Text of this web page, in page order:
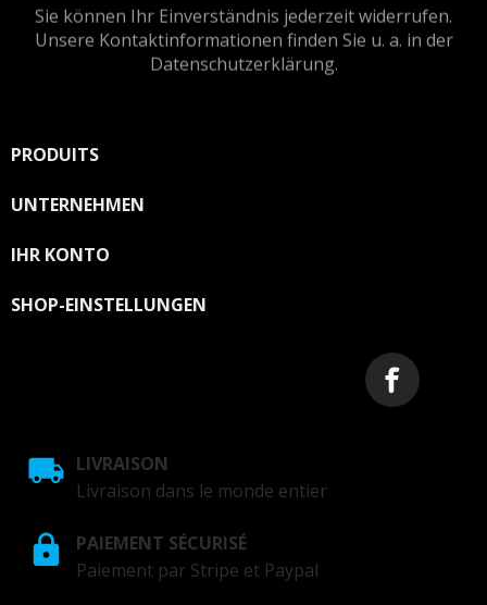
Sie können Ihr Einverständnis jederzeit widerrufen.
Unsere Kontaktinformationen finden Sie u. a. in der
Datenschutzerklärung.
PRODUITS
UNTERNEHMEN
IHR KONTO
SHOP-EINSTELLUNGEN
LIVRAISON
Livraison dans le monde entier
PAIEMENT SÉCURISÉ
Paiement par Stripe et Paypal